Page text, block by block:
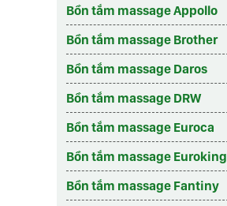
Bồn tắm massage Appollo
Bồn tắm massage Brother
Bồn tắm massage Daros
Bồn tắm massage DRW
Bồn tắm massage Euroca
Bồn tắm massage Euroking
Bồn tắm massage Fantiny